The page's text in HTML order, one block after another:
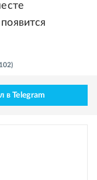
в Telegram